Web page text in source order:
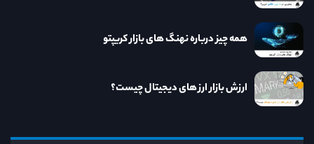
همه چیز درباره نهنگ های بازار کریپتو
ارزش بازار ارز های دیجیتال چیست؟